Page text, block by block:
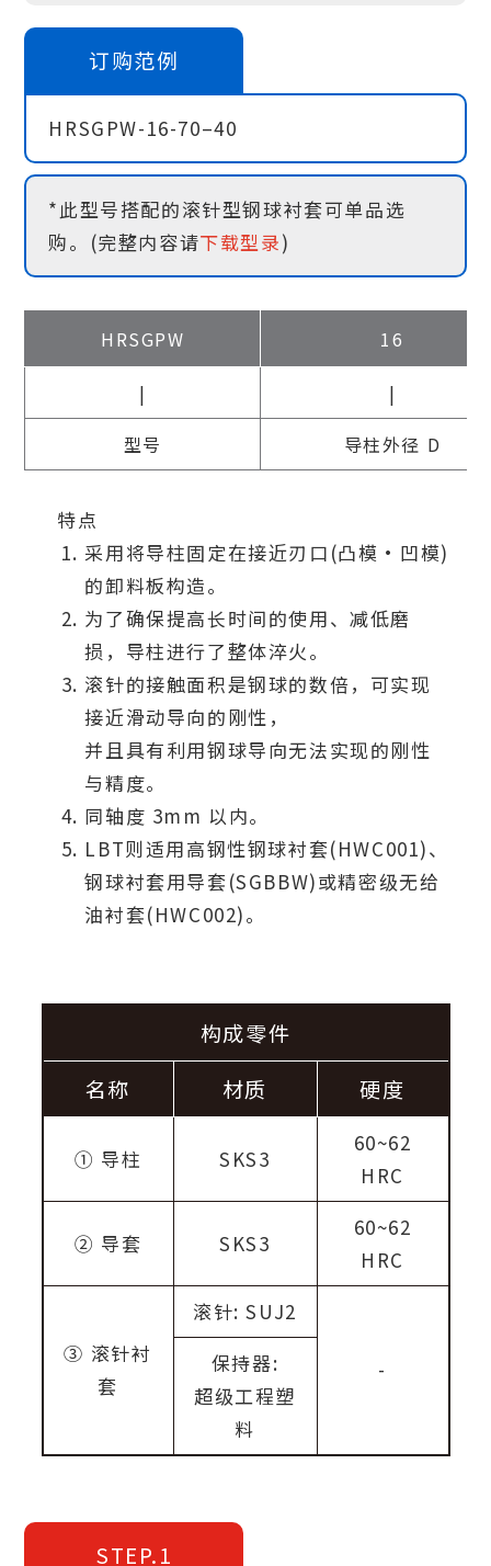
订购范例
HRSGPW-16-70–40
*此型号搭配的滚针型钢球衬套可单品选
购。(完整内容请下载型录)
HRSGPW 16
|
|
型号
导柱外径 D
特点
采用将导柱固定在接近刃口(凸模・凹模)
的卸料板构造。
为了确保提高长时间的使用、减低磨
损，导柱进行了整体淬火。
滚针的接触面积是钢球的数倍，可实现
接近滑动导向的刚性，
并且具有利用钢球导向无法实现的刚性
与精度。
同轴度 3mm 以内。
LBT则适用高钢性钢球衬套(HWC001)、
钢球衬套用导套(SGBBW)或精密级无给
油衬套(HWC002)。
构成零件
名称
材质 硬度
① 导柱 SKS3
60~62
HRC
② 导套 SKS3
60~62
HRC
③ 滚针衬
套
滚针: SUJ2
-
保持器:
超级工程塑
料
STEP.1